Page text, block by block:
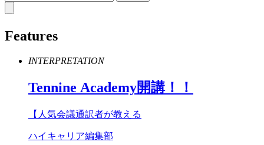
Features
INTERPRETATION
Tennine Academy開講！！
【人気会議通訳者が教える
ハイキャリア編集部